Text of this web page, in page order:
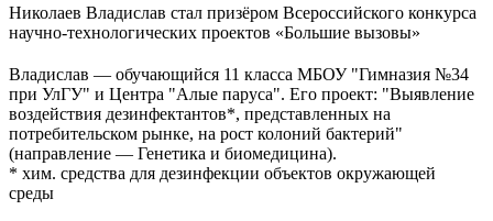
Николаев Владислав стал призёром Всероссийского конкурса
научно-технологических проектов «Большие вызовы»
Владислав — обучающийся 11 класса МБОУ "Гимназия №34
при УлГУ" и Центра "Алые паруса". Его проект: "Выявление
воздействия дезинфектантов*, представленных на
потребительском рынке, на рост колоний бактерий"
(направление — Генетика и биомедицина).
* хим. средства для дезинфекции объектов окружающей
среды